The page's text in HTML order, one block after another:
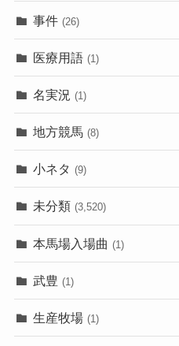
事件 (26)
医療用語 (1)
名実況 (1)
地方競馬 (8)
小ネタ (9)
未分類 (3,520)
本馬場入場曲 (1)
武豊 (1)
生産牧場 (1)